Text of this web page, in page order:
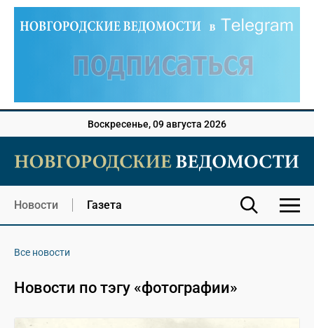
Воскресенье, 09 августа 2026
Новости Газета
Все новости
Новости по тэгу «фотографии»